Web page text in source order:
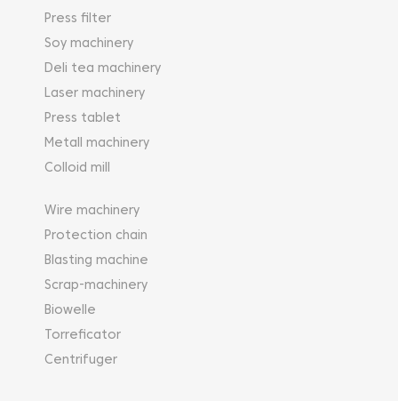
Press filter
Soy machinery
Deli tea machinery
Laser machinery
Press tablet
Metall machinery
Colloid mill
Wire machinery
Protection chain
Blasting machine
Scrap-machinery
Biowelle
Torreficator
Centrifuger